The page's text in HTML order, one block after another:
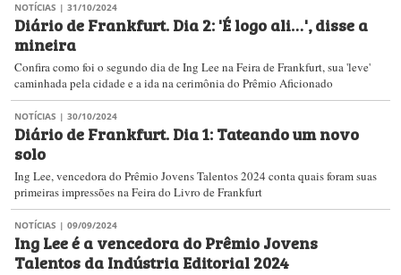
NOTÍCIAS | 31/10/2024
Diário de Frankfurt. Dia 2: 'É logo ali…', disse a
mineira
Confira como foi o segundo dia de Ing Lee na Feira de Frankfurt, sua 'leve'
caminhada pela cidade e a ida na cerimônia do Prêmio Aficionado
NOTÍCIAS | 30/10/2024
Diário de Frankfurt. Dia 1: Tateando um novo
solo
Ing Lee, vencedora do Prêmio Jovens Talentos 2024 conta quais foram suas
primeiras impressões na Feira do Livro de Frankfurt
NOTÍCIAS | 09/09/2024
Ing Lee é a vencedora do Prêmio Jovens
Talentos da Indústria Editorial 2024